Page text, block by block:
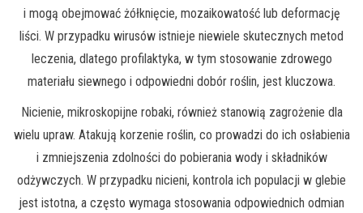
i mogą obejmować żółknięcie, mozaikowatość lub deformację
liści. W przypadku wirusów istnieje niewiele skutecznych metod
leczenia, dlatego profilaktyka, w tym stosowanie zdrowego
materiału siewnego i odpowiedni dobór roślin, jest kluczowa.
Nicienie, mikroskopijne robaki, również stanowią zagrożenie dla
wielu upraw. Atakują korzenie roślin, co prowadzi do ich osłabienia
i zmniejszenia zdolności do pobierania wody i składników
odżywczych. W przypadku nicieni, kontrola ich populacji w glebie
jest istotna, a często wymaga stosowania odpowiednich odmian